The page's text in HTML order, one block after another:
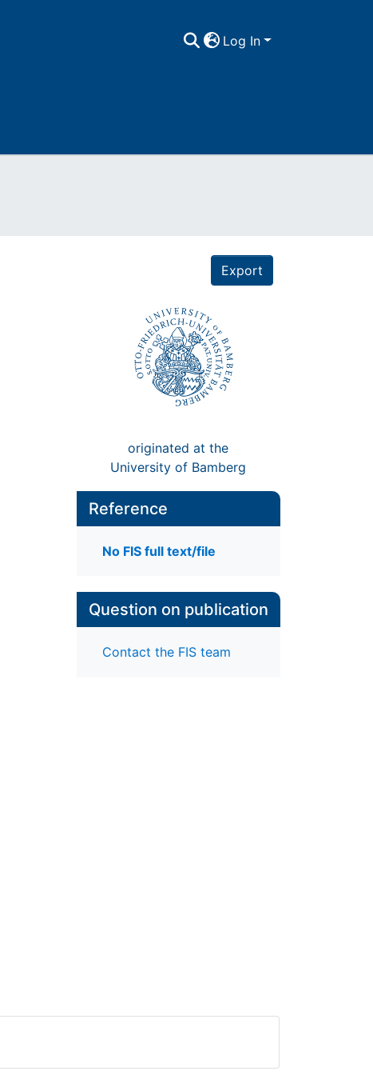
Log In
Export
originated at the
University of Bamberg
Reference
No FIS full text/file
Question on publication
Contact the FIS team